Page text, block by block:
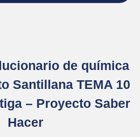
de química
Santillana TEMA 10
– Proyecto Saber
Hacer